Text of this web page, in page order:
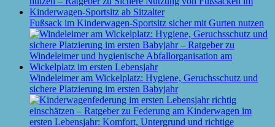
Fußsack im Kinderwagen-Sportsitz sicher mit Gurten nutzen
Windeleimer am Wickelplatz: Hygiene, Geruchsschutz und
sichere Platzierung im ersten Babyjahr